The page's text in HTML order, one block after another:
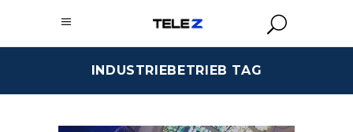
INDUSTRIEBETRIEB TAG